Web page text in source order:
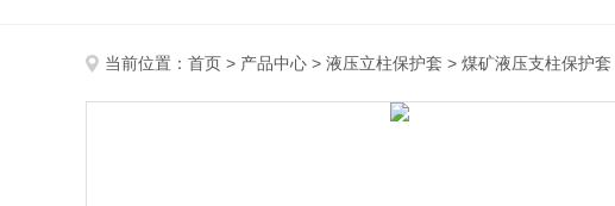
当前位置： 首页 > 产品中心 > 液压立柱保护套 > 煤矿液压支柱保护套